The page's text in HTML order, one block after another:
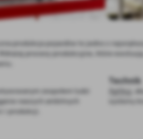
produkcja pojazdów to jedno z
procesy produkcyjne, które
zespołem ludzi
naszych ambitnych
i produkcji.
Technik
Aplikuj
,
systemy